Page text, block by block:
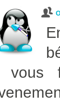
vous